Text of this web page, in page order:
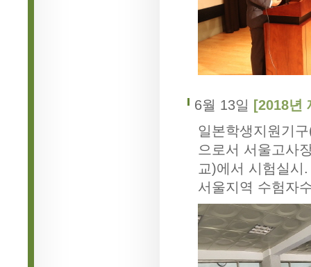
6월 13일 [2018년
일본학생지원기
으로서 서울고사
교)에서 시험실시.
서울지역 수험자